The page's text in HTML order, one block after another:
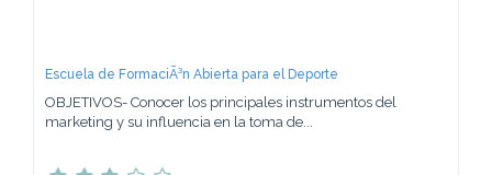
Escuela de FormaciÃ³n Abierta para el Deporte
OBJETIVOS- Conocer los principales instrumentos del
marketing y su influencia en la toma de...